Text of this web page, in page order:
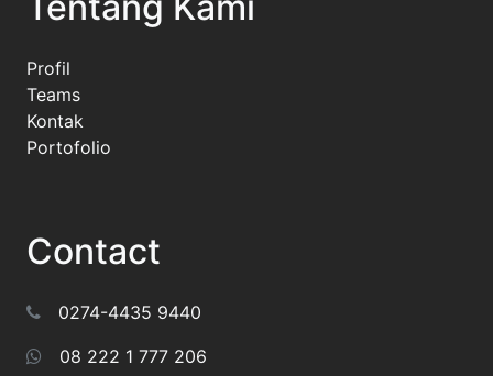
Profil
Teams
Kontak
Portofolio
Contact
0274-4435 9440
08 222 1 777 206